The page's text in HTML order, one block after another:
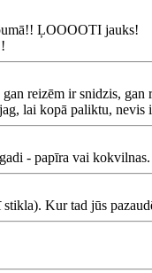
ĻOOOOTI jauks!
reizēm ir snidzis,
lai kopā paliktu, nevis
- papīra vai
Kur tad jūs